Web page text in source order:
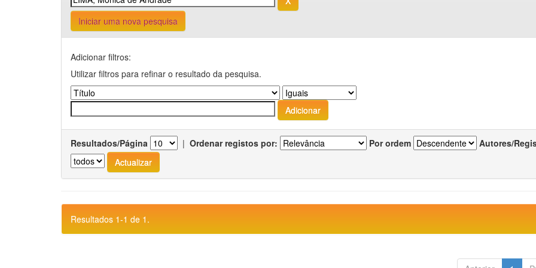
Iniciar uma nova pesquisa
Adicionar filtros:
Utilizar filtros para refinar o resultado da pesquisa.
Resultados/Página | Ordenar registos por: Por ordem Autores/
Resultados 1-1 de 1.